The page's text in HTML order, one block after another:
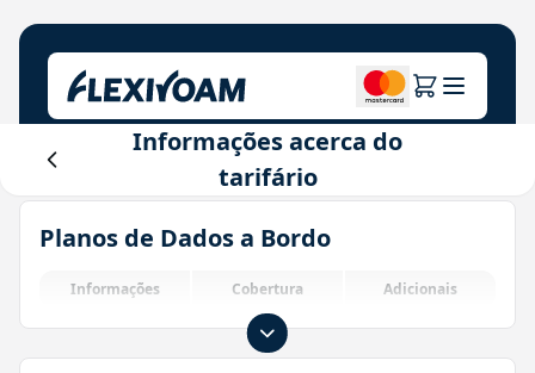
A nossa empresa
Centro do investidor
Para marcas
Login
Informações acerca do
tarifário
Planos de Dados a Bordo
Informações Cobertura Adicionais